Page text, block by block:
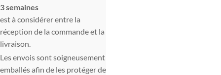
3 semaines
est à considérer entre la
réception de la commande et la
livraison.
Les envois sont soigneusement
emballés afin de les protéger de